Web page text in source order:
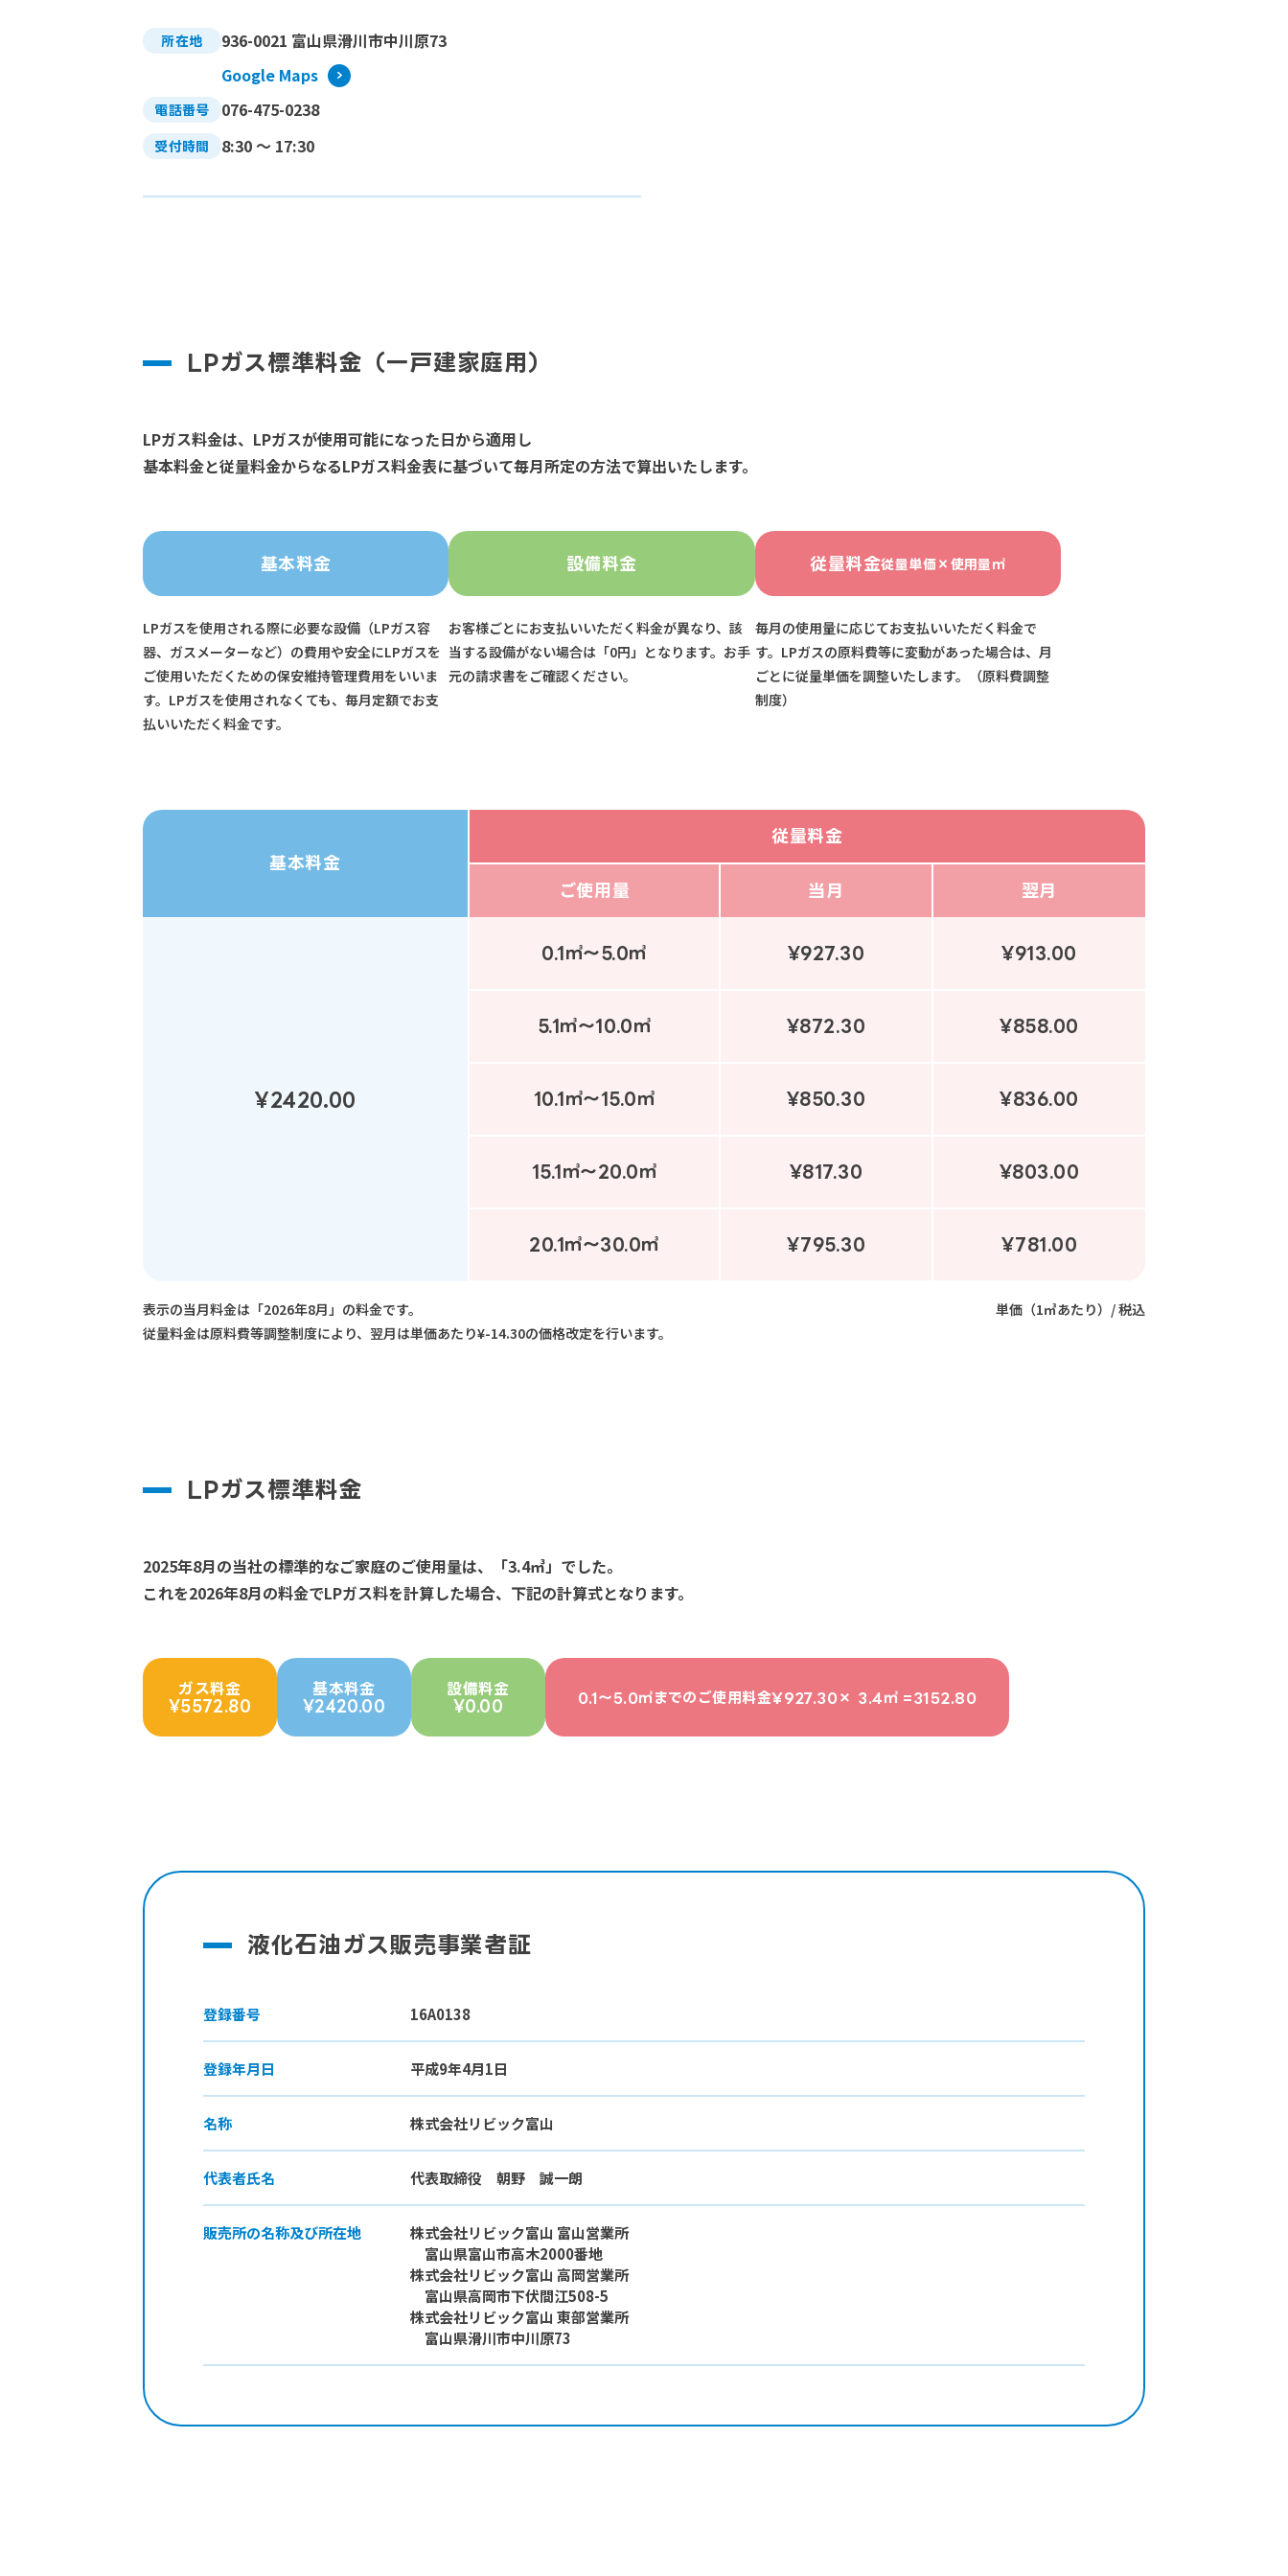
所在地
936-0021 富山県滑川市中川原73
Google Maps
電話番号 076-475-0238
受付時間 8:30 〜 17:30
LPガス標準料金（一戸建家庭用）
LPガス料金は、LPガスが使用可能になった日から適用し
基本料金と従量料金からなるLPガス料金表に基づいて毎月所定の方法で算出いたします。
基本料金
LPガスを使用される際に必要な設備（LPガス容
器、ガスメーターなど）の費用や安全にLPガスを
ご使用いただくための保安維持管理費用をいいま
す。LPガスを使用されなくても、毎月定額でお支
払いいただく料金です。
設備料金
お客様ごとにお支払いいただく料金が異なり、該
当する設備がない場合は「0円」となります。お手
元の請求書をご確認ください。
従量料金従量単価×使用量㎥
毎月の使用量に応じてお支払いいただく料金で
す。LPガスの原料費等に変動があった場合は、月
ごとに従量単価を調整いたします。（原料費調整
制度）
基本料金
従量料金
ご使用量 当月 翌月
¥2420.00
0.1㎥～5.0㎥ ¥927.30 ¥913.00
5.1㎥～10.0㎥ ¥872.30 ¥858.00
10.1㎥～15.0㎥ ¥850.30 ¥836.00
15.1㎥～20.0㎥ ¥817.30 ¥803.00
20.1㎥～30.0㎥ ¥795.30 ¥781.00
単価（1㎥あたり）/ 税込
表示の当月料金は「2026年8月」の料金です。
従量料金は原料費等調整制度により、翌月は単価あたり¥-14.30の価格改定を行います。
LPガス標準料金
2025年8月の当社の標準的なご家庭のご使用量は、「3.4㎥」でした。
これを2026年8月の料金でLPガス料を計算した場合、下記の計算式となります。
ガス料金
¥5572.80
基本料金
¥2420.00
設備料金
¥0.00
0.1～5.0㎥までのご使用料金¥927.30× 3.4㎥ =3152.80
液化石油ガス販売事業者証
登録番号 16A0138
登録年月日 平成9年4月1日
名称 株式会社リビック富山
代表者氏名 代表取締役 朝野 誠一朗
販売所の名称及び所在地
株式会社リビック富山 富山営業所
富山県富山市高木2000番地
株式会社リビック富山 高岡営業所
富山県高岡市下伏間江508-5
株式会社リビック富山 東部営業所
富山県滑川市中川原73